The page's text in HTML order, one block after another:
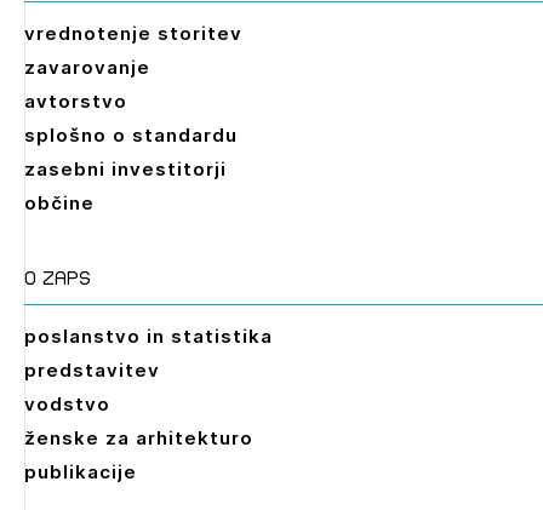
vrednotenje storitev
zavarovanje
avtorstvo
splošno o standardu
zasebni investitorji
občine
O zaps
poslanstvo in statistika
predstavitev
vodstvo
ženske za arhitekturo
publikacije